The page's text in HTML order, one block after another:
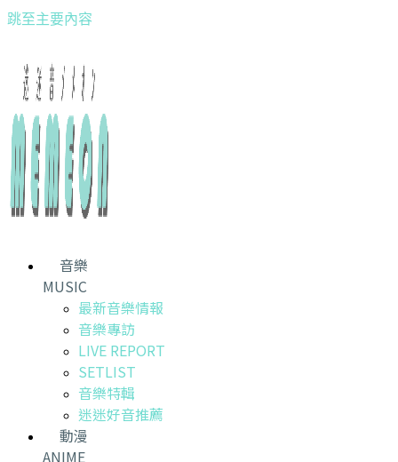
跳至主要內容
音樂
MUSIC
最新音樂情報
音樂專訪
LIVE REPORT
SETLIST
音樂特輯
迷迷好音推薦
動漫
ANIME